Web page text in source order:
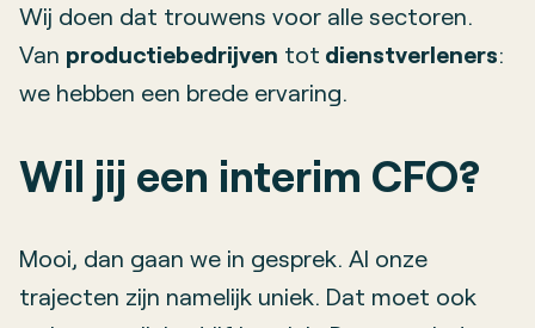
Wij doen dat trouwens voor alle sectoren.
Van productiebedrijven tot dienstverleners:
we hebben een brede ervaring.
Wil jij een interim CFO?
Mooi, dan gaan we in gesprek. Al onze
trajecten zijn namelijk uniek. Dat moet ook